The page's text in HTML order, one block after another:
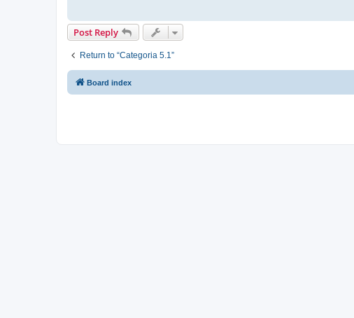
Post Reply
Return to “Categoria 5.1”
Board index